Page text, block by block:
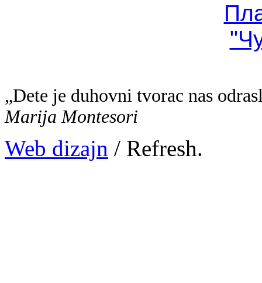
„Dete je duhovni tvorac nas
Marija Montesori
Web dizajn / Refresh.